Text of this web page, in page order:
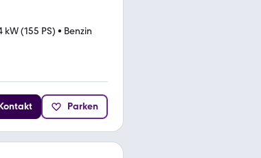
kW (155 PS) • Benzin
Parken